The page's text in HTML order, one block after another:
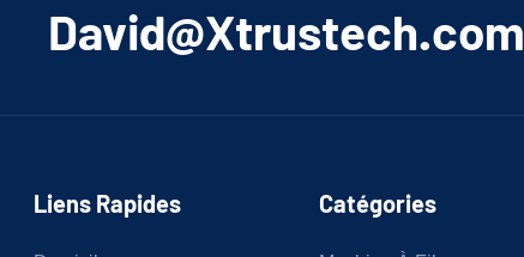
﻿David@Xtrustech.com
Liens Rapides Catégories